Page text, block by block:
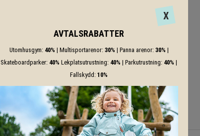
X
AVTALSRABATTER
Utomhusgym: 40% | Multisportarenor: 30% | Panna arenor: 30% |
Skateboardparker: 40% Lekplatsutrustning: 40% | Parkutrustning: 40% |
Fallskydd: 10%